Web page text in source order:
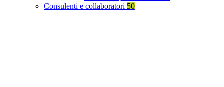
Consulenti e collaboratori 50